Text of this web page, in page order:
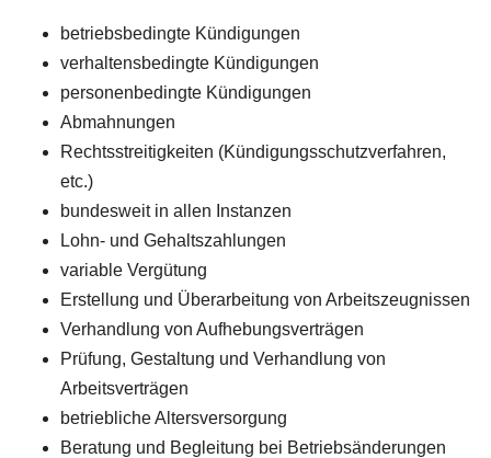
betriebsbedingte Kündigungen
verhaltensbedingte Kündigungen
personenbedingte Kündigungen
Abmahnungen
Rechtsstreitigkeiten (Kündigungsschutzverfahren,
etc.)
bundesweit in allen Instanzen
Lohn- und Gehaltszahlungen
variable Vergütung
Erstellung und Überarbeitung von Arbeitszeugnissen
Verhandlung von Aufhebungsverträgen
Prüfung, Gestaltung und Verhandlung von
Arbeitsverträgen
betriebliche Altersversorgung
Beratung und Begleitung bei Betriebsänderungen